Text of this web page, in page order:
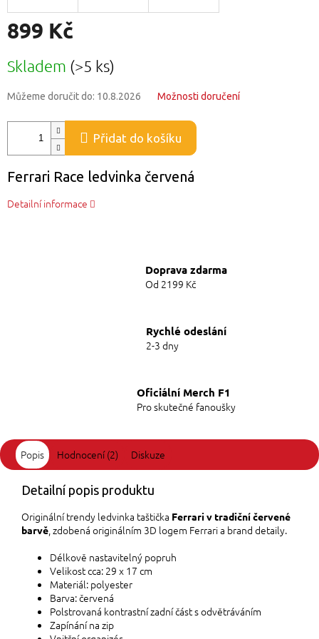
899 Kč
cena:
Skladem (>5 ks)
Můžeme doručit do: 10.8.2026 Možnosti doručení
Přidat do košíku
Ferrari Race ledvinka červená
Detailní informace
Doprava zdarma
Od 2199 Kč
Rychlé odeslání
2-3 dny
Oficiální Merch F1
Pro skutečné fanoušky
Popis Hodnocení (2) Diskuze
Detailní popis produktu
Originální trendy ledvinka taštička Ferrari v tradiční červené
barvě , zdobená originálním 3D logem Ferrari a brand detaily.
Délkově nastavitelný popruh
Velikost cca: 29 x 17 cm
Materiál: polyester
Barva: červená
Polstrovaná kontrastní zadní část s odvětráváním
Zapínání na zip